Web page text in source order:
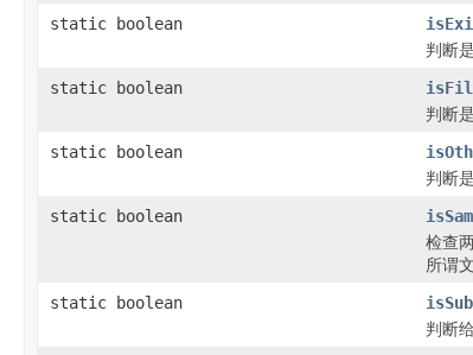
static boolean
判断
static boolean
判断
static boolean
判断
static boolean
检查
所谓
static boolean
isSub
判断